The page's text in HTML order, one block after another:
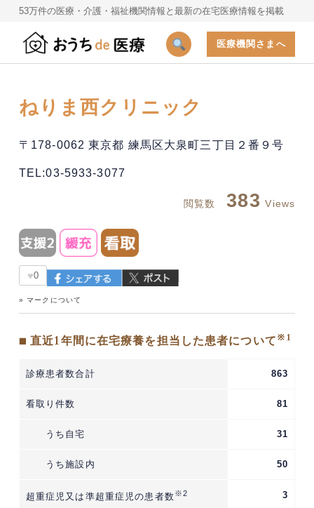
53万件の医療・介護・福祉機関情報と最新の在宅医療情報を掲載
医療機関さまへ
ねりま西クリニック
〒178-0062 東京都 練馬区大泉町三丁目２番９号
TEL:03-5933-3077
閲覧数 383 Views
♥0
» マークについて
■ 直近1年間に在宅療養を担当した患者について※1
診療患者数合計 863
看取り件数 81
うち自宅 31
うち施設内 50
超重症児又は準超重症児の患者数※2 3